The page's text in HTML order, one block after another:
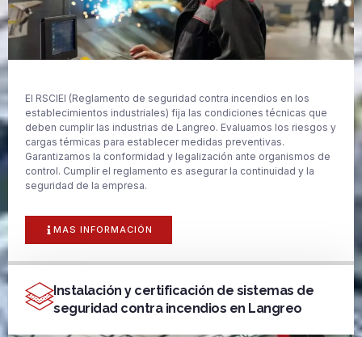
El RSCIEI (Reglamento de seguridad contra incendios en los
establecimientos industriales) fija las condiciones técnicas que
deben cumplir las industrias de Langreo. Evaluamos los riesgos y
cargas térmicas para establecer medidas preventivas.
Garantizamos la conformidad y legalización ante organismos de
control. Cumplir el reglamento es asegurar la continuidad y la
seguridad de la empresa.
MAS INFORMACIÓN
Instalación y certificación de sistemas de
seguridad contra incendios en Langreo